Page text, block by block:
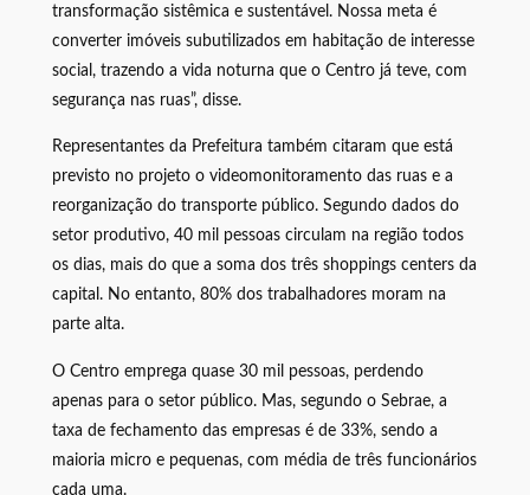
transformação sistêmica e sustentável. Nossa meta é
converter imóveis subutilizados em habitação de interesse
social, trazendo a vida noturna que o Centro já teve, com
segurança nas ruas”, disse.
Representantes da Prefeitura também citaram que está
previsto no projeto o videomonitoramento das ruas e a
reorganização do transporte público. Segundo dados do
setor produtivo, 40 mil pessoas circulam na região todos
os dias, mais do que a soma dos três shoppings centers da
capital. No entanto, 80% dos trabalhadores moram na
parte alta.
O Centro emprega quase 30 mil pessoas, perdendo
apenas para o setor público. Mas, segundo o Sebrae, a
taxa de fechamento das empresas é de 33%, sendo a
maioria micro e pequenas, com média de três funcionários
cada uma.